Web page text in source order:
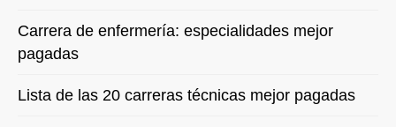
Carrera de enfermería: especialidades mejor
pagadas
Lista de las 20 carreras técnicas mejor pagadas